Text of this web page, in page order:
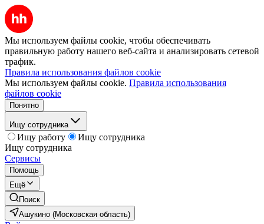
Мы используем файлы cookie, чтобы обеспечивать
правильную работу нашего веб-сайта и анализировать сетевой
трафик.
Правила использования файлов cookie
Мы используем файлы cookie. Правила использования
файлов cookie
Понятно
Ищу сотрудника
Ищу работу
Ищу сотрудника
Ищу сотрудника
Сервисы
Помощь
Ещё
Поиск
Ашукино (Московская область)